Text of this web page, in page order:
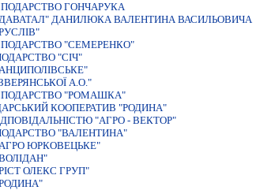
ГОНЧАРУКА
ДАНИЛЮКА ВАЛЕНТИНА ВАСИЛЬОВИЧА
"СЕМЕРЕНКО"
"СIЧ"
А.О."
"РОМАШКА"
КООПЕРАТИВ "РОДИНА"
"АГРО - ВЕКТОР"
"ВАЛЕНТИНА"
ЮРКОВЕЦЬКЕ"
ОЛЕКС ГРУП"